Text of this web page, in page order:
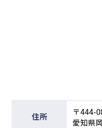
住所
〒444-
愛知県